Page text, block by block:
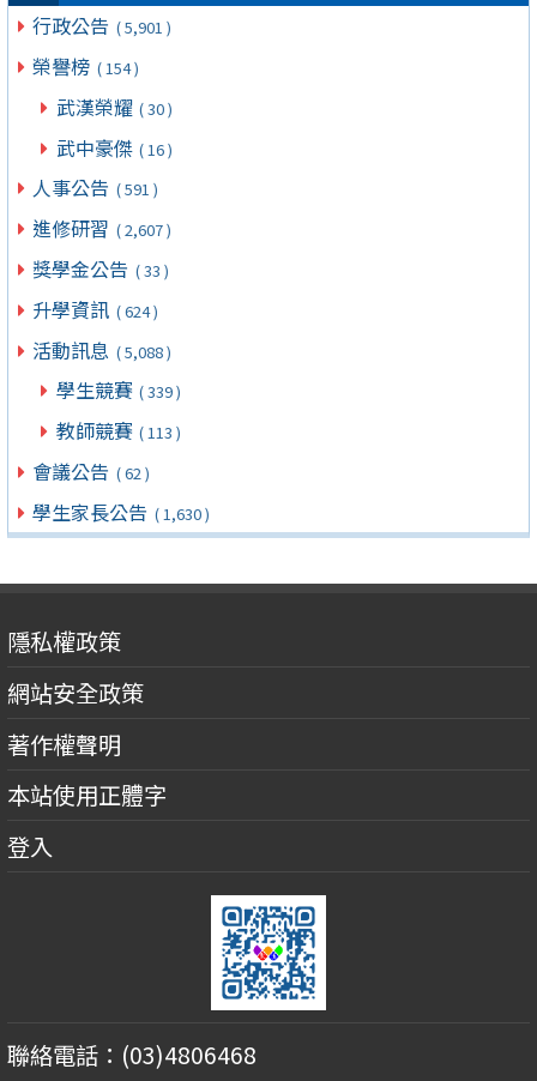
行政公告 ( 5,901 )
榮譽榜 ( 154 )
武漢榮耀 ( 30 )
武中豪傑 ( 16 )
人事公告 ( 591 )
進修研習 ( 2,607 )
獎學金公告 ( 33 )
升學資訊 ( 624 )
活動訊息 ( 5,088 )
學生競賽 ( 339 )
教師競賽 ( 113 )
會議公告 ( 62 )
學生家長公告 ( 1,630 )
隱私權政策
網站安全政策
著作權聲明
本站使用正體字
登入
聯絡電話：(03)4806468